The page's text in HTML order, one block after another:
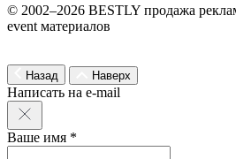
© 2002–2026 BESTLY продажа
event материалов
Назад Наверх
Написать на e-mail
Ваше имя *